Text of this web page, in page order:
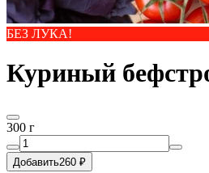
БЕЗ ЛУКА!
Куриный
300 г
Добавить260 ₽